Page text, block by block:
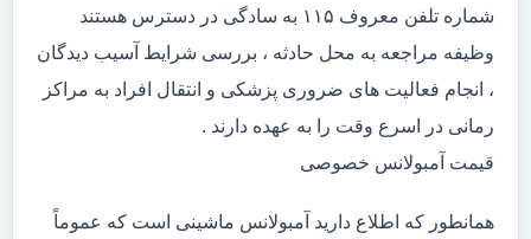
شماره تلفن معروف ۱۱۵ به سادگی در دسترس هستند
وظیفه مراجعه به محل حادثه ، بررسی شرایط آسیب دیدگان
، انجام فعالیت های ضروری پزشکی و انتقال افراد به مراکز
رمانی در اسرع وقت را به عهده دارند .
قیمت آمبولانس خصوصی
همانطور که اطلاع دارید آمبولانس ماشینی است که عموماً